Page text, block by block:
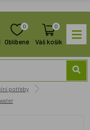
0
Oblíbené
0
Váš košík
potřeby